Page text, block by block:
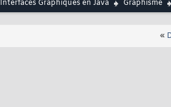
26
Interfaces Graphiques en Java Graphisme
«